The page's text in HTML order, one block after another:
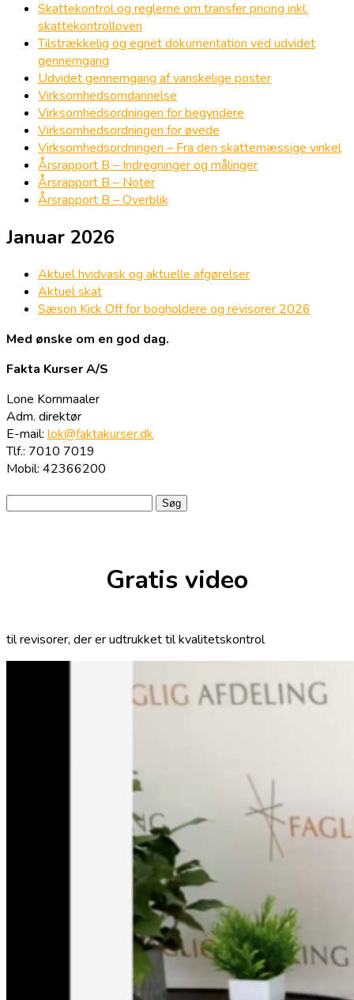
Skattekontrol og reglerne om transfer pricing inkl.
skattekontrolloven
Tilstrækkelig og egnet dokumentation ved udvidet
gennemgang
Udvidet gennemgang af vanskelige poster
Virksomhedsomdannelse
Virksomhedsordningen for begyndere
Virksomhedsordningen for øvede
Virksomhedsordningen – Fra den skattemæssige vinkel
Årsrapport B – Indregninger og målinger
Årsrapport B – Noter
Årsrapport B – Overblik
Januar 2026
Aktuel hvidvask og aktuelle afgørelser
Aktuel skat
Sæson Kick Off for bogholdere og revisorer 2026
Med ønske om en god dag.
Fakta Kurser A/S
Lone Kornmaaler
Adm. direktør
E-mail: lok@faktakurser.dk
Tlf.: 7010 7019
Mobil: 42366200
Gratis video
til revisorer, der er udtrukket til kvalitetskontrol